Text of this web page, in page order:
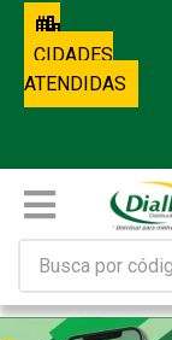
CIDADES
ATENDIDAS